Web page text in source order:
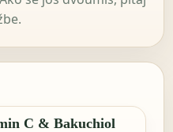
C & Bakuchiol